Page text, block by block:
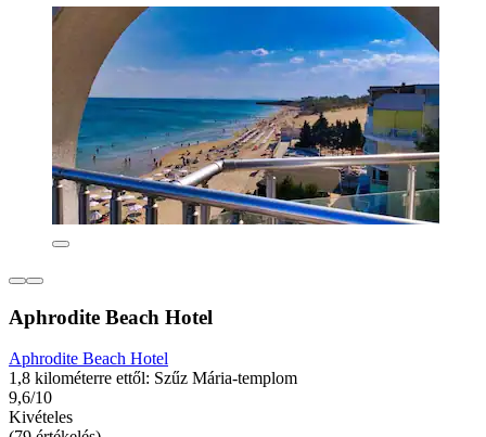
Aphrodite Beach Hotel
Aphrodite Beach Hotel
1,8 kilométerre ettől: Szűz Mária-templom
9,6/10
Kivételes